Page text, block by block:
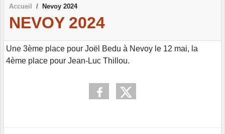
Accueil Nevoy 2024
NEVOY 2024
Une 3ème place pour Joël Bedu à Nevoy le 12 mai, la
4ème place pour Jean-Luc Thillou.